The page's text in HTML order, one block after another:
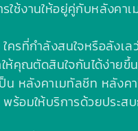
งานให้อยู่คู่กับหลังคาเ
รที่กำลังสนใจหรือลังเล
ห้คุณตัดสินใจกันได้ง่ายขึ้
น หลังคาเมทัลชีท หลังค
พร้อมให้บริการด้วยประส